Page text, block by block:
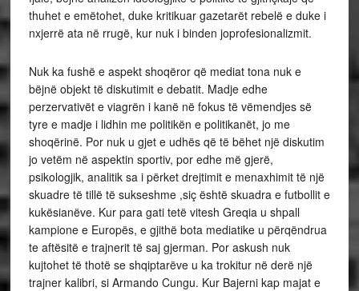
thuhet e emëtohet, duke kritikuar gazetarët rebelë e duke i
nxjerrë ata në rrugë, kur nuk i binden joprofesionalizmit.
Nuk ka fushë e aspekt shoqëror që mediat tona nuk e
bëjnë objekt të diskutimit e debatit. Madje edhe
perzervativët e viagrën i kanë në fokus të vëmendjes së
tyre e madje i lidhin me politikën e politikanët, jo me
shoqërinë. Por nuk u gjet e udhës që të bëhet një diskutim
jo vetëm në aspektin sportiv, por edhe më gjerë,
psikologjik, analitik sa i përket drejtimit e menaxhimit të një
skuadre të tillë të sukseshme ,siç është skuadra e futbollit e
kukësianëve. Kur para gati tetë vitesh Greqia u shpall
kampione e Europës, e gjithë bota mediatike u përqëndrua
te aftësitë e trajnerit të saj gjerman. Por askush nuk
kujtohet të thotë se shqiptarëve u ka trokitur në derë një
trajner kalibri, si Armando Cungu. Kur Bajerni kap majat e